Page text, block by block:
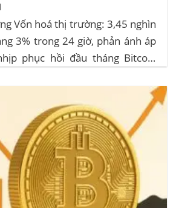
Vốn hoá thị trường: 3,45 nghìn
3% trong 24 giờ, phản ánh áp
phục hồi đầu tháng‍ Bitcoin